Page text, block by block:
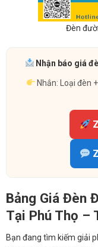
Đèn
Nhận báo giá
Nhắn: Loại đèn
Bảng Giá Đèn
Tại Phú Thọ –
Bạn đang tìm kiếm giải